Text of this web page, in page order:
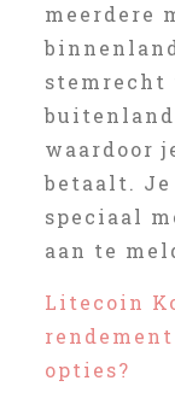
meerdere
stemrecht
waardoor
betaalt.
speciaal
aan te
Litecoin
opties?